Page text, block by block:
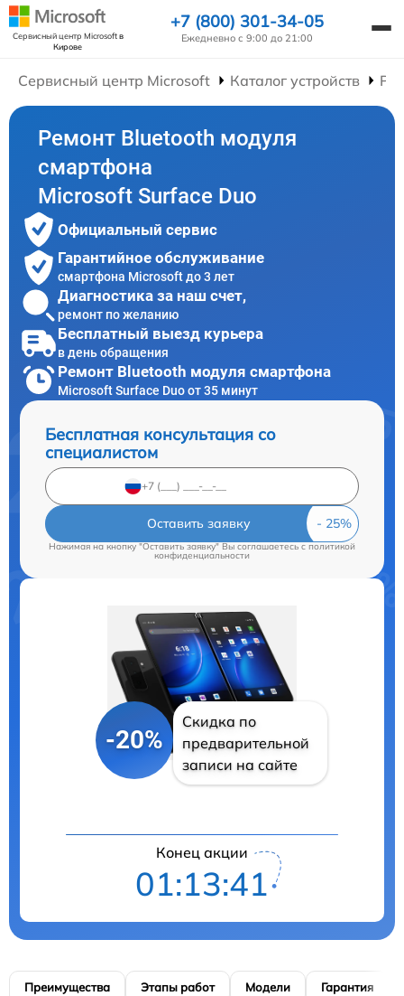
Сервисный центр Microsoftв
Кирове
+7 (800) 301-34-05
Ежедневно с 9:00 до 21:00
Сервисный центр Microsoft Каталог устройств
Ремонт Bluetooth модуля
смартфона
Microsoft Surface Duo
Официальный сервис
Гарантийное обслуживание
смартфона Microsoft до 3 лет
Диагностика за наш счет,
ремонт по желанию
Бесплатный выезд курьера
в день обращения
Ремонт Bluetooth модуля смартфона
Microsoft Surface Duo от 35 минут
Бесплатная консультация со
специалистом
Оставить заявку
Нажимая на кнопку "Оставить заявку" Вы соглашаетесь cполитикой
конфиденциальности
-20%
Скидка по
предварительной
записи на сайте
Конец акции
01:13:41
Преимущества Этапы работ Модели Гарантия